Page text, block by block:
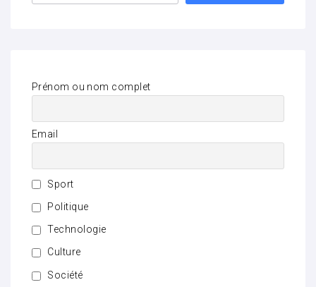
Prénom ou nom complet
Email
Sport
Politique
Technologie
Culture
Société